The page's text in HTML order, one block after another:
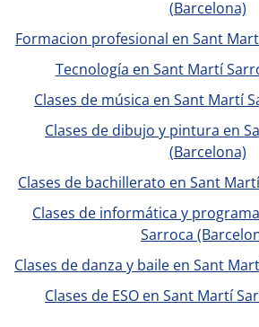
(Barcelona)
Formacion profesional en Sant
Tecnología en Sant Martí
Clases de música en Sant Martí
Clases de dibujo y pintura en
(Barcelona)
Clases de bachillerato en Sant
Clases de informática y
Sarroca
Clases de danza y baile en Sant
Clases de ESO en Sant Martí